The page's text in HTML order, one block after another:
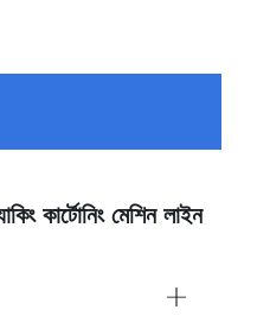
কার্টোনিং মেশিন লাইন